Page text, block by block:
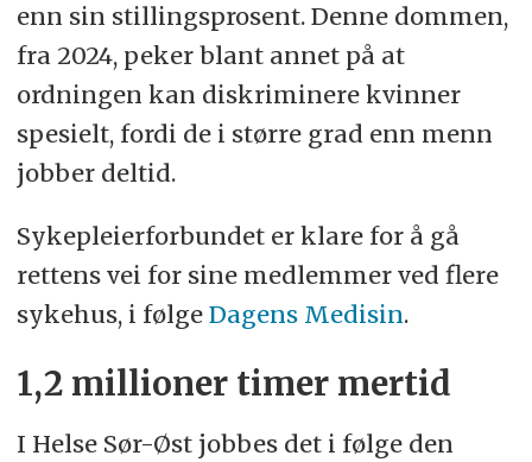
enn sin stillingsprosent. Denne dommen,
fra 2024, peker blant annet på at
ordningen kan diskriminere kvinner
spesielt, fordi de i større grad enn menn
jobber deltid.
Sykepleierforbundet er klare for å gå
rettens vei for sine medlemmer ved flere
sykehus, i følge Dagens Medisin.
1,2 millioner timer mertid
I Helse Sør-Øst jobbes det i følge den